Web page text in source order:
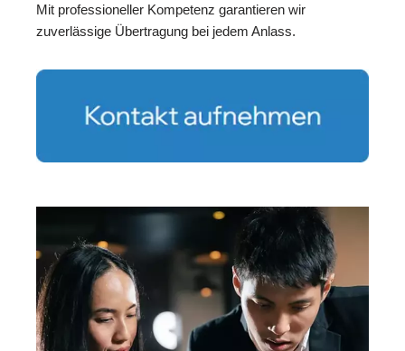
Mit professioneller Kompetenz garantieren wir
zuverlässige Übertragung bei jedem Anlass.